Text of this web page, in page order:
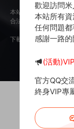
本站所提供的内容均來
合法權益，請來信通知
下載用戶僅供學習交流
Copyright ©
投訴郵箱：
歡迎訪問
本站所有
任何問題
感謝一路的
(活動
官方QQ交
終身VIP專